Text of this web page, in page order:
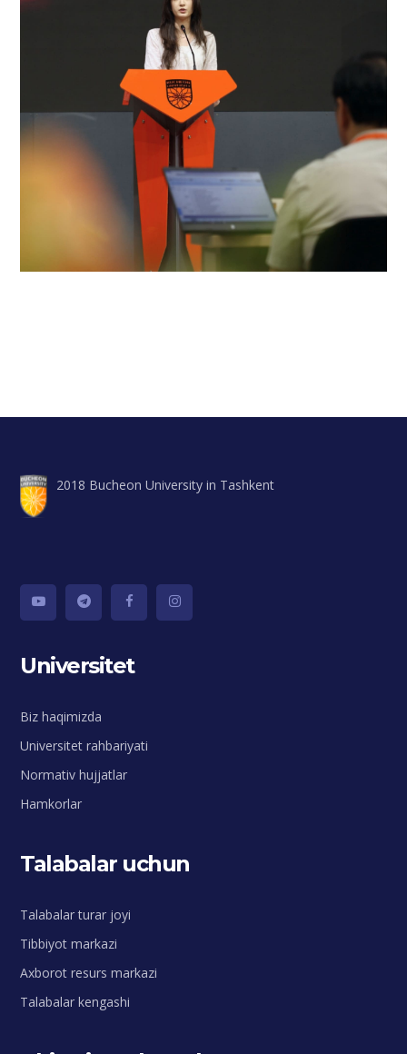
2018 Bucheon University in Tashkent
Universitet
Biz haqimizda
Universitet rahbariyati
Normativ hujjatlar
Hamkorlar
Talabalar uchun
Talabalar turar joyi
Tibbiyot markazi
Axborot resurs markazi
Talabalar kengashi